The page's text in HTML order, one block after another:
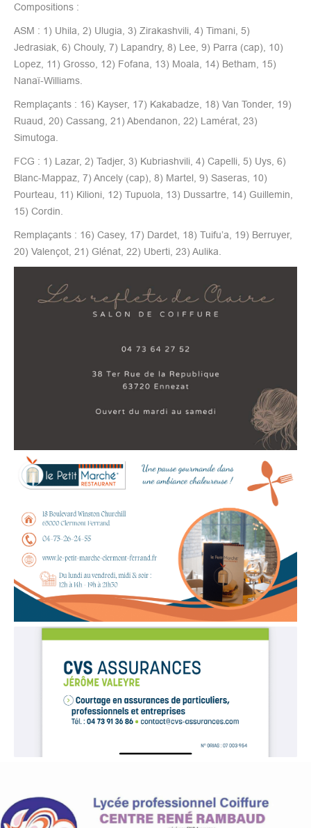
Compositions :
ASM : 1) Uhila, 2) Ulugia, 3) Zirakashvili, 4) Timani, 5)
Jedrasiak, 6) Chouly, 7) Lapandry, 8) Lee, 9) Parra (cap), 10)
Lopez, 11) Grosso, 12) Fofana, 13) Moala, 14) Betham, 15)
Nanaï-Williams.
Remplaçants : 16) Kayser, 17) Kakabadze, 18) Van Tonder, 19)
Ruaud, 20) Cassang, 21) Abendanon, 22) Lamérat, 23)
Simutoga.
FCG : 1) Lazar, 2) Tadjer, 3) Kubriashvili, 4) Capelli, 5) Uys, 6)
Blanc-Mappaz, 7) Ancely (cap), 8) Martel, 9) Saseras, 10)
Pourteau, 11) Kilioni, 12) Tupuola, 13) Dussartre, 14) Guillemin,
15) Cordin.
Remplaçants : 16) Casey, 17) Dardet, 18) Tuifu’a, 19) Berruyer,
20) Valençot, 21) Glénat, 22) Uberti, 23) Aulika.